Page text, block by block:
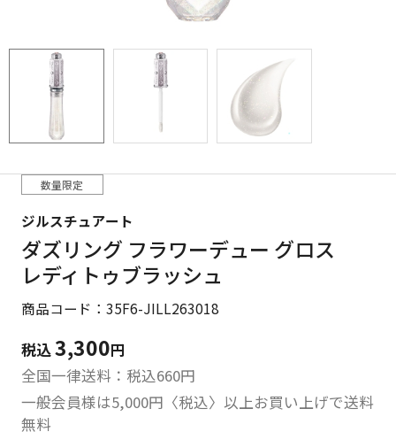
数量限定
ジルスチュアート
ダズリング フラワーデュー グロス
レディトゥブラッシュ
商品コード：35F6-JILL263018
税込3,300円
全国一律送料：税込660円
一般会員様は5,000円〈税込〉以上お買い上げで送料
無料